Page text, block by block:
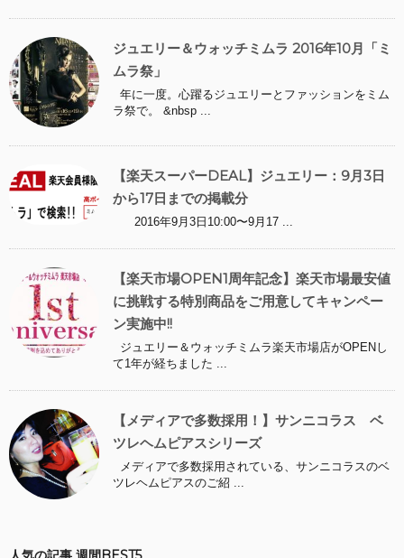
ジュエリー＆ウォッチミムラ 2016年10月「ミ
ムラ祭」
年に一度。心躍るジュエリーとファッションをミム
ラ祭で。 &nbsp ...
【楽天スーパーDEAL】ジュエリー：9月3日
から17日までの掲載分
2016年9月3日10:00〜9月17 ...
【楽天市場OPEN1周年記念】楽天市場最安値
に挑戦する特別商品をご用意してキャンペー
ン実施中!!
ジュエリー＆ウォッチミムラ楽天市場店がOPENし
て1年が経ちました ...
【メディアで多数採用！】サンニコラス ベ
ツレヘムピアスシリーズ
メディアで多数採用されている、サンニコラスのベ
ツレヘムピアスのご紹 ...